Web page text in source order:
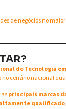
de negócios no
de Tecnologia
no cenário nacional
asprincipais marcas
qualificado